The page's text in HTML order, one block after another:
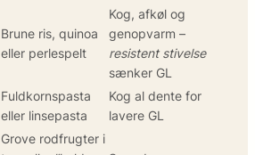
Brune ris, quinoa
eller perlespelt
Kog, afkøl og
genopvarm –
resistent stivelse
sænker GL
Fuldkornspasta
eller linsepasta
Kog al dente for
lavere GL
Grove rodfrugter i